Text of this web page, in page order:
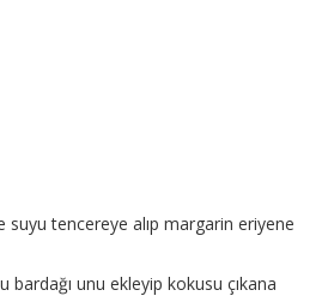
suyu tencereye alıp margarin eriyene
bardağı unu ekleyip kokusu çıkana